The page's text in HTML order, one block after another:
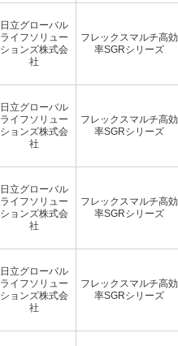
日立グローバル
ライフソリュー
ションズ株式会
社
フレックスマルチ高効
率SGRシリーズ
日立グローバル
ライフソリュー
ションズ株式会
社
フレックスマルチ高効
率SGRシリーズ
日立グローバル
ライフソリュー
ションズ株式会
社
フレックスマルチ高効
率SGRシリーズ
日立グローバル
ライフソリュー
ションズ株式会
社
フレックスマルチ高効
率SGRシリーズ